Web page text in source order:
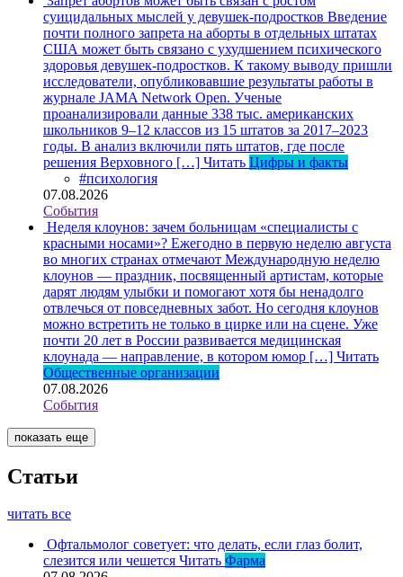
суицидальных мыслей у девушек-подростков Введение
почти полного запрета на аборты в отдельных штатах
США может быть связано с ухудшением психического
здоровья девушек-подростков. К такому выводу пришли
исследователи, опубликовавшие результаты работы в
журнале JAMA Network Open. Ученые
проанализировали данные 338 тыс. американских
школьников 9–12 классов из 15 штатов за 2017–2023
годы. В анализ включили пять штатов, где после
решения Верховного […] Читать Цифры и факты
#психология
07.08.2026
События
Неделя клоунов: зачем больницам «специалисты с
красными носами»? Ежегодно в первую неделю августа
во многих странах отмечают Международную неделю
клоунов — праздник, посвященный артистам, которые
дарят людям улыбки и помогают хотя бы ненадолго
отвлечься от повседневных забот. Но сегодня клоунов
можно встретить не только в цирке или на сцене. Уже
почти 20 лет в России развивается медицинская
клоунада — направление, в котором юмор […] Читать
Общественные организации
07.08.2026
События
показать еще
Статьи
читать все
Офтальмолог советует: что делать, если глаз болит,
слезится или чешется Читать Фарма